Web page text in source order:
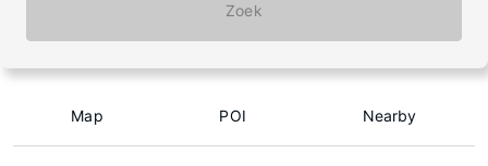
Zoek
Map POI Nearby